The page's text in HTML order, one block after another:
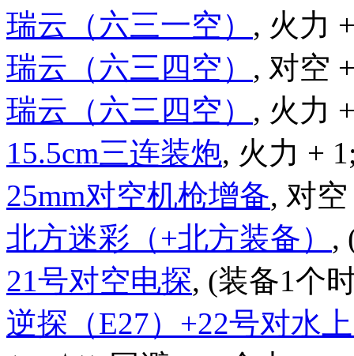
瑞云（六三一空） , 火力
瑞云（六三四空） , 对空
瑞云（六三四空） , 火力
15.5cm三连装炮, 火力 +
25mm对空机枪增备, 对
北方迷彩（+北方装备） ,
21号对空电探, (装备1个
逆探（E27）+22号对水